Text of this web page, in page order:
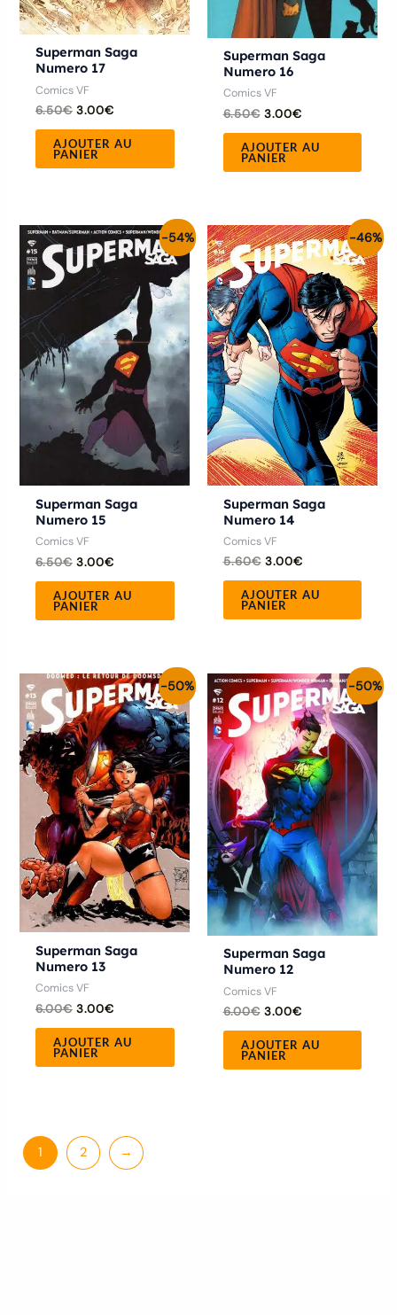
Superman Saga
Numero 17
Comics VF
6.50€ 3.00€
AJOUTER AU
PANIER
Superman Saga
Numero 16
Comics VF
6.50€ 3.00€
AJOUTER AU
PANIER
-54%
Superman Saga
Numero 15
Comics VF
6.50€
Le
prix
initial
était :
6.50€.
3.00€
Le
prix
actuel
est :
3.00€.
AJOUTER AU
PANIER
-46%
Superman Saga
Numero 14
Comics VF
5.60€
Le
prix
initial
était :
5.60€.
3.00€
Le
prix
actuel
est :
3.00€.
AJOUTER AU
PANIER
-50%
Superman Saga
Numero 13
Comics VF
6.00€
Le
prix
initial
était :
6.00€.
3.00€
Le
prix
actuel
est :
3.00€.
AJOUTER AU
PANIER
-50%
Superman Saga
Numero 12
Comics VF
6.00€
Le
prix
initial
était :
6.00€.
3.00€
Le
prix
actuel
est :
3.00€.
AJOUTER AU
PANIER
1 2 →